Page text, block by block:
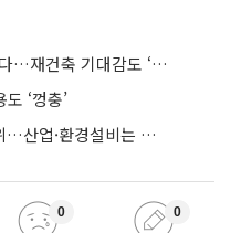
분당·평촌 오를 때 일산만 내렸다…재건축 기대감도 ‘무색’
‘껑충’
현대건설, 아파트·토건·건축 1위…산업·환경설비는 삼성E&A
0 0